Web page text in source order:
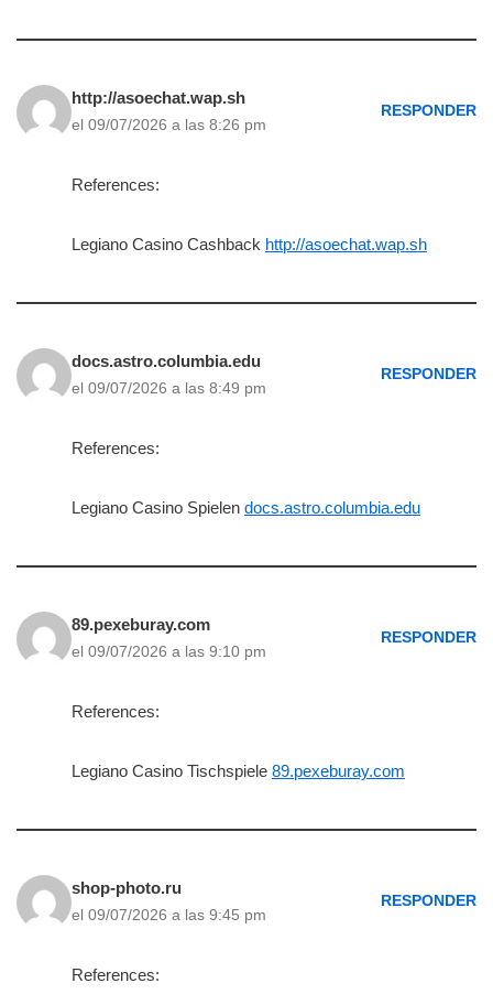
http://asoechat.wap.sh
el 09/07/2026 a las 8:26 pm
RESPONDER
References:
Legiano Casino Cashback http://asoechat.wap.sh
docs.astro.columbia.edu
el 09/07/2026 a las 8:49 pm
RESPONDER
References:
Legiano Casino Spielen docs.astro.columbia.edu
89.pexeburay.com
el 09/07/2026 a las 9:10 pm
RESPONDER
References:
Legiano Casino Tischspiele 89.pexeburay.com
shop-photo.ru
el 09/07/2026 a las 9:45 pm
RESPONDER
References: